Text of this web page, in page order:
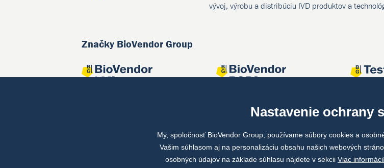
vývoj, výrobu a distribúciu IVD produktov a
Značky BioVendor Group
Spoločné projekty
Nastavenie ochrany
My, spoločnosť BioVendor Group, používame súbory cookies a
Vašim súhlasom aj na personalizáciu obsahu našich webových
osobných údajov na základe súhlasu nájdete v sekcii Viac